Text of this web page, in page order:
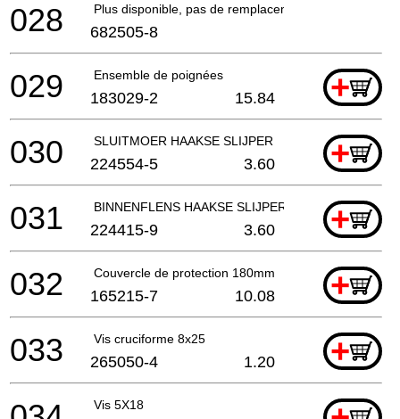
Plus disponible, pas de remplacement
028 682505-8
Ensemble de poignées +
029 183029-2 15.84
SLUITMOER HAAKSE SLIJPER +
030 224554-5 3.60
BINNENFLENS HAAKSE SLIJPER EN +
031 224415-9 3.60
Couvercle de protection 180mm +
032 165215-7 10.08
Vis cruciforme 8x25 +
033 265050-4 1.20
Vis 5X18